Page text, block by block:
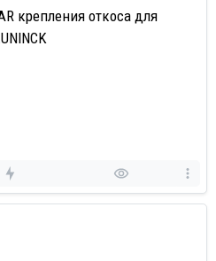
крепления откоса для